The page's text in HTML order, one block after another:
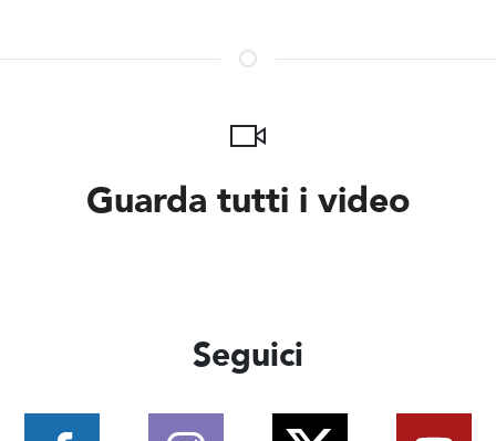
Guarda tutti i video
Seguici